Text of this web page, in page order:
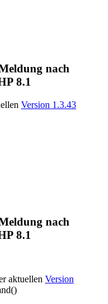
nach
8.1
Version 1.3.43
nach
8.1
aktuellen Version